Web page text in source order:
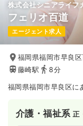
株式会社シニアライフ
フェリオ百道
エージェント求人
福岡県福岡市早良
藤崎駅
8分
福岡県福岡市早良区に
介護・福祉系正